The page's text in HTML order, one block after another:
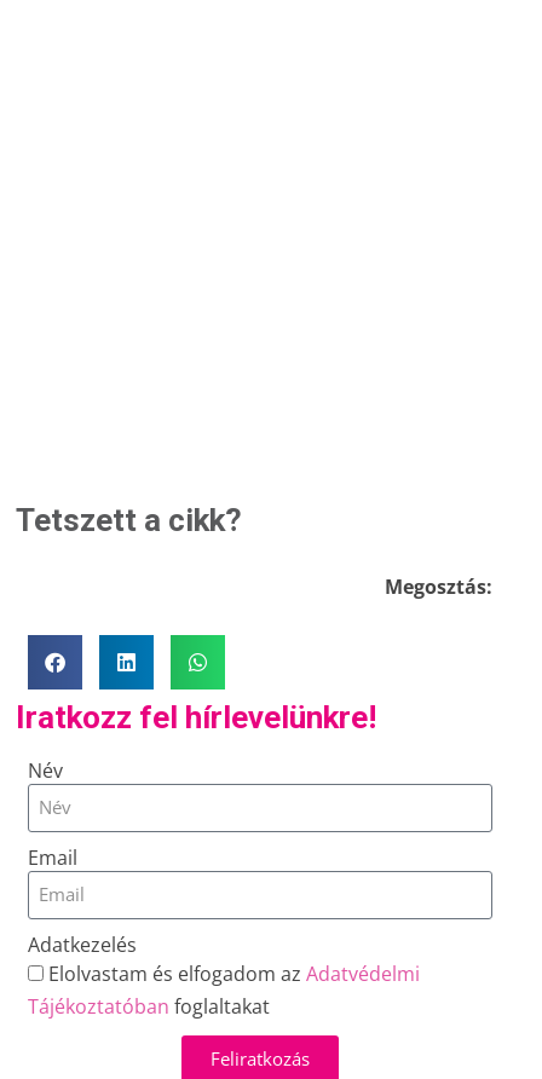
Tetszett a cikk?
Megosztás:
Iratkozz fel hírlevelünkre!
Név
Email
Adatkezelés
Elolvastam és elfogadom azAdatvédelmi
Tájékoztatóban foglaltakat
Feliratkozás